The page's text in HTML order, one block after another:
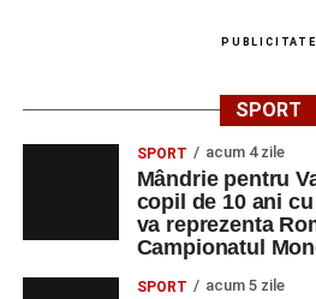
PUBLICITATE
SPORT
SPORT acum 4 zile
Mândrie pentru
copil de 10 ani
va reprezenta
Campionatul
SPORT acum 5 zile